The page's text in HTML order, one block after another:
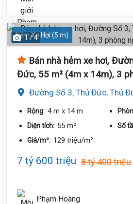
Hẻm Xe Hơi (5 m)
1 / 4
Bán nhà hẻm xe hơi,
Đức, 55 m² (4m x 14m), 3
Đường Số 3, Thủ Đức, Thủ
Rộng: 4 m x 14 m
Diện tích: 55 m² Số
Giá/m²: 129 triệu/m²
7 tỷ 600 triệu 8 tỷ 400 triệu
Phạm Hoàng